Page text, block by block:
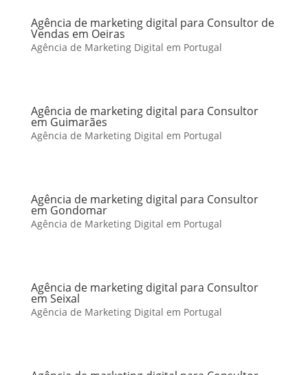
Agência de marketing digital para Consultor de
Vendas em Oeiras
Agência de Marketing Digital em Portugal
Agência de marketing digital para Consultor
em Guimarães
Agência de Marketing Digital em Portugal
Agência de marketing digital para Consultor
em Gondomar
Agência de Marketing Digital em Portugal
Agência de marketing digital para Consultor
em Seixal
Agência de Marketing Digital em Portugal